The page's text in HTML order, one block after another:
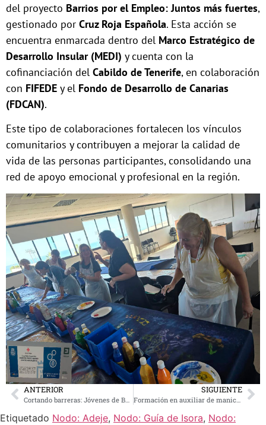
del proyecto Barrios por el Empleo: Juntos más fuertes,
gestionado por Cruz Roja Española. Esta acción se
encuentra enmarcada dentro del Marco Estratégico de
Desarrollo Insular (MEDI) y cuenta con la
cofinanciación del Cabildo de Tenerife, en colaboración
con FIFEDE y el Fondo de Desarrollo de Canarias
(FDCAN).
Este tipo de colaboraciones fortalecen los vínculos
comunitarios y contribuyen a mejorar la calidad de
vida de las personas participantes, consolidando una
red de apoyo emocional y profesional en la región.
ANTERIOR SIGUIENTE
Formación en auxiliar de manicura: impulsando la empleabilidad en la Comarca Sur
Etiquetado Nodo: Adeje, Nodo: Guía de Isora, Nodo: